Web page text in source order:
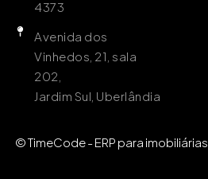
4373
Avenida dos
Vinhedos, 21, sala
202,
Jardim Sul, Uberlândia
© TimeCode - ERP para imobiliárias.